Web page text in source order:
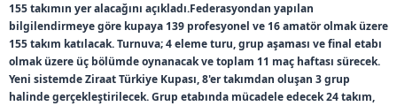
12 Bingöl Spor 3 8 6
Cankaya FK 4 8 8
155 takımın yer alacağını açıkladı.Federasyondan yapılan
bilgilendirmeye göre kupaya 139 profesyonel ve 16 amatör olmak üzere
155 takım katılacak. Turnuva; 4 eleme turu, grup aşaması ve final etabı
olmak üzere üç bölümde oynanacak ve toplam 11 maç haftası sürecek.
Yeni sistemde Ziraat Türkiye Kupası, 8'er takımdan oluşan 3 grup
halinde gerçekleştirilecek. Grup etabında mücadele edecek 24 takım,